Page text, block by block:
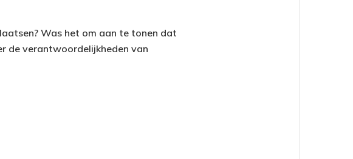
Was het om aan te tonen dat
de verantwoordelijkheden van